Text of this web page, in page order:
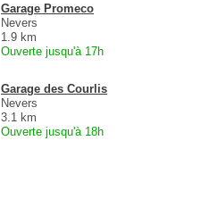
Garage Promeco
Nevers
1.9 km
Ouverte jusqu'à 17h
Garage des Courlis
Nevers
3.1 km
Ouverte jusqu'à 18h